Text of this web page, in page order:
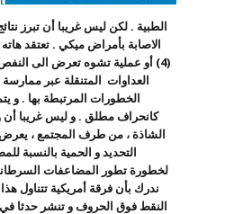
الطبية . لكن ليس غريبا أن تبرز
الاصابة بأمراض ميكي . تعتقد
(4) أو عملية تشوه تعرض الى
الخطورات المرتبطة بها . و
كانحراف مطلق . و ليس غريبا أن
الشاذة ، من طرف المجتمع ، يعرض
التحديد و الحمية بالنسبة
لخطورة تطور المضاعفات
ندرك بأن فرقة أمريكية تتناول
النقط فوق الحروف و تنشر حدثا